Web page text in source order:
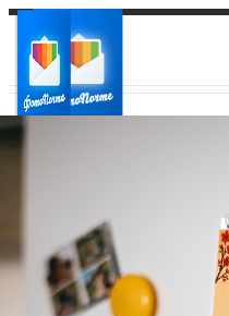
Ваш регион доставки
Выберите из списка: